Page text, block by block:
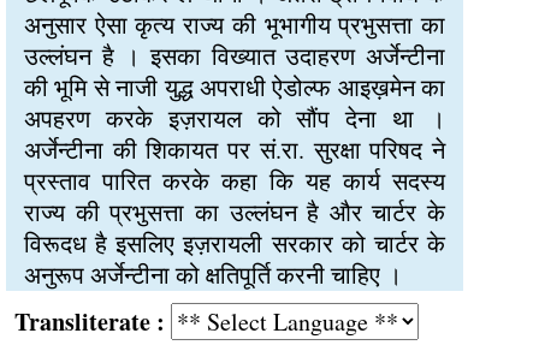
अनुसार ऐसा कृत्य राज्य की भूभागीय प्रभुसत्ता का
उल्लंघन है । इसका विख्यात उदाहरण अर्जेन्टीना
की भूमि से नाजी युद्ध अपराधी ऐडोल्फ आइख़मेन का
अपहरण करके इज़रायल को सौंप देना था ।
अर्जेन्टीना की शिकायत पर सं.रा. सुरक्षा परिषद ने
प्रस्ताव पारित करके कहा कि यह कार्य सदस्य
राज्य की प्रभुसत्ता का उल्लंघन है और चार्टर के
विरूदध है इसलिए इज़रायली सरकार को चार्टर के
अनुरूप अर्जेन्टीना को क्षतिपूर्ति करनी चाहिए ।
: